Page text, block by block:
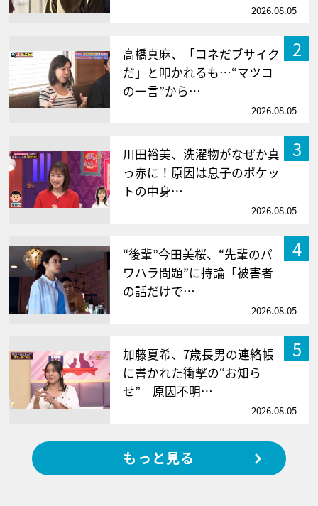
2026.08.05
2
高橋真麻、「コネだブサイク
だ」と叩かれるも…“マツコ
の一言”から…
2026.08.05
3
川田裕美、洗濯物がなぜか真
っ赤に！原因は息子のポケッ
トの中身…
2026.08.05
4
“後輩”今田美桜、“先輩のパ
ワハラ問題”に持論「被害者
の話だけで…
2026.08.05
5
加藤夏希、7歳長男の連絡帳
に書かれた衝撃の“お知ら
せ” 原因不明…
2026.08.05
もっと見る